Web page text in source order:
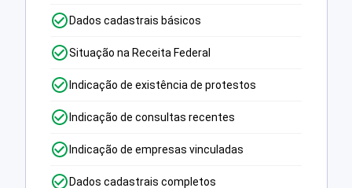
Dados cadastrais básicos
Situação na Receita Federal
Indicação de existência de protestos
Indicação de consultas recentes
Indicação de empresas vinculadas
Dados cadastrais completos